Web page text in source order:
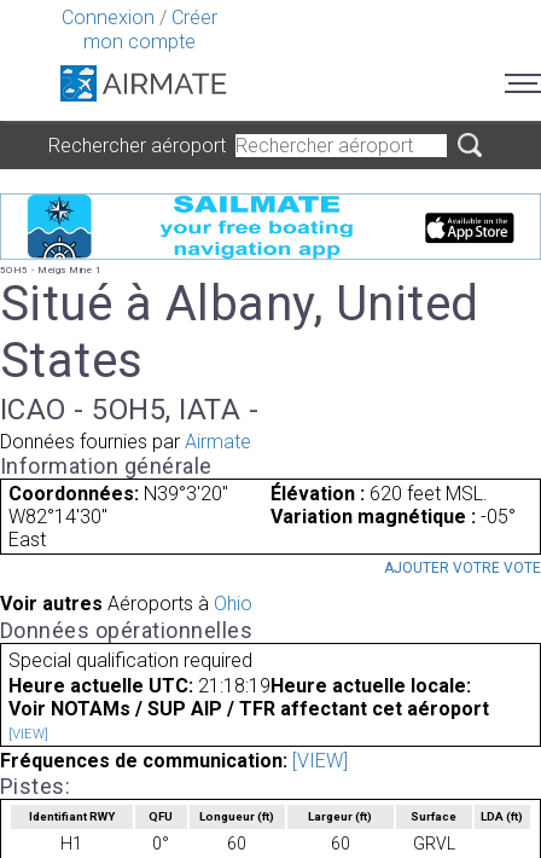
Connexion / Créer
mon compte
Rechercher aéroport
5OH5 - Meigs Mine 1
Situé à Albany, United
States
ICAO - 5OH5, IATA -
Données fournies par Airmate
Information générale
Coordonnées: N39°3'20"
W82°14'30"
Élévation : 620 feet MSL.
Variation magnétique : -05°
East
AJOUTER VOTRE VOTE
Voir autres Aéroports à Ohio
Données opérationnelles
Special qualification required
Heure actuelle UTC: 21:18:19 Heure actuelle locale:
Voir NOTAMs / SUP AIP / TFR affectant cet aéroport
[VIEW]
Fréquences de communication: [VIEW]
Pistes:
Identifiant RWY QFU Longueur(ft) Largeur(ft) Surface LDA(ft)
H1 0° 60 60
GRVL